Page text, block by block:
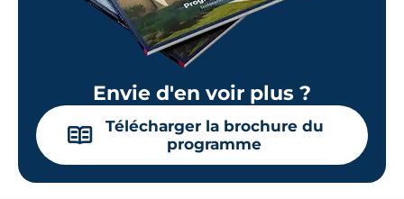
Envie d'en voir plus ?
📖
Télécharger la brochure du
programme